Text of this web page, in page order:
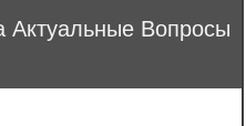
Актуальные Вопросы